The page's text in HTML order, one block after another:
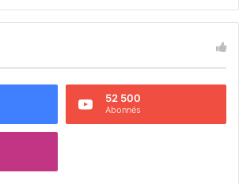
52 500
Abonnés